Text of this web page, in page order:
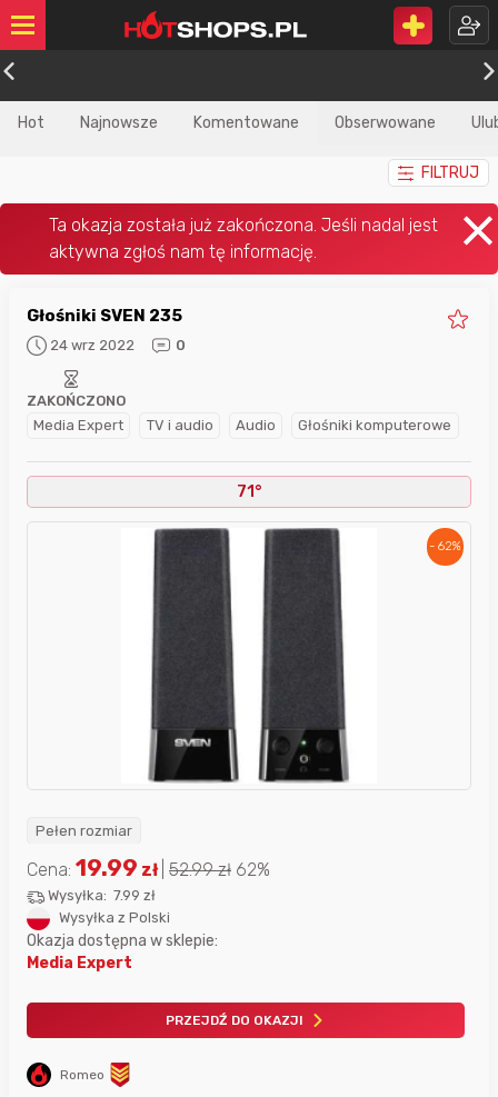
Hot Najnowsze Komentowane Obserwowane
FILTRUJ
Głośniki SVEN 235
24 wrz 2022 0
Media Expert TV i audio Audio Głośniki komputerowe
ZAKOŃCZONO
71°
- 62%
Pełen rozmiar
Romeo
Cena: 19.99 zł 52.99zł 62%
Wysyłka: 7.99 zł
Wysyłka z Polski
Okazja dostępna w sklepie:
Media Expert
PRZEJDŹ DO OKAZJI